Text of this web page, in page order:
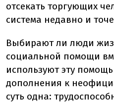
отсекать торгующих
система недавно и
Выбирают ли люди
социальной помощи
используют эту
дополнения к
суть одна: